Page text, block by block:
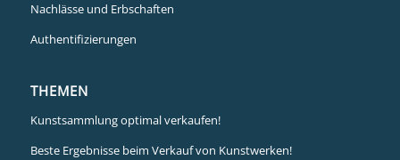
Nachlässe und Erbschaften
Authentifizierungen
THEMEN
Kunstsammlung optimal verkaufen!
Beste Ergebnisse beim Verkauf von Kunstwerken!